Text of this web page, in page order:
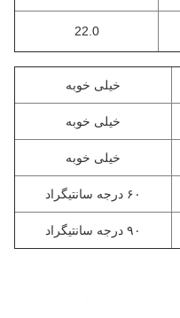
22.0
خیلی خوبه
خیلی خوبه
خیلی خوبه
۶۰ درجه سانتیگراد
۹۰ درجه سانتیگراد